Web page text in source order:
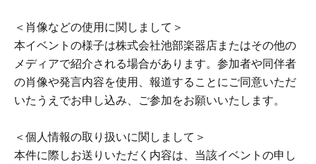
＜肖像などの使用に関しまして＞
本イベントの様子は株式会社池部楽器店またはその他の
メディアで紹介される場合があります。参加者や同伴者
の肖像や発言内容を使用、報道することにご同意いただ
いたうえでお申し込み、ご参加をお願いいたします。
＜個人情報の取り扱いに関しまして＞
本件に際しお送りいただく内容は、当該イベントの申し